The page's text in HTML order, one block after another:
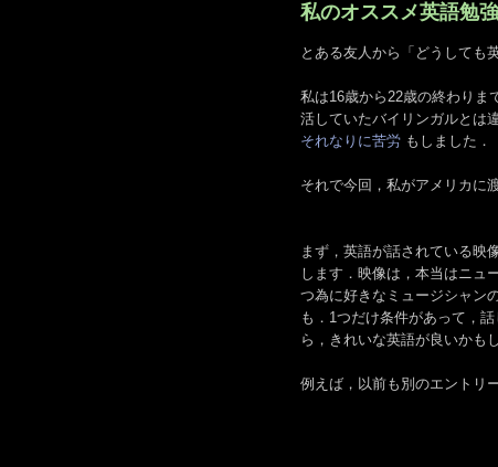
私のオススメ英語勉
とある友人から「どうしても
私は16歳から22歳の終わりま
活していたバイリンガルとは
それなりに苦労 もしました．
それで今回，私がアメリカに
まず，英語が話されている映
します．映像は，本当はニュ
つ為に好きなミュージシャン
も．1つだけ条件があって，
ら，きれいな英語が良いかも
例えば，以前も別のエントリ